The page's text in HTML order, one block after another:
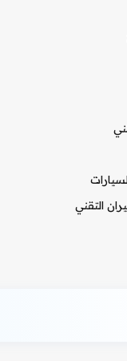
التقني